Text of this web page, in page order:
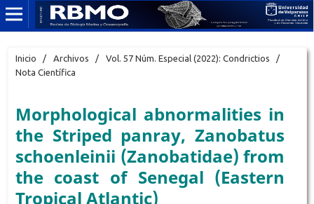
Inicio / Archivos / Vol. 57 Núm. Especial (2022): Condrictios
/
Nota Científica
Morphological abnormalities in
the Striped panray, Zanobatus
schoenleinii (Zanobatidae) from
the coast of Senegal (Eastern
Tropical Atlantic)